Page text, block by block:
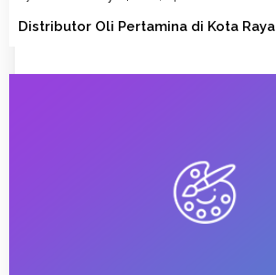
Distributor Oli Pertamina di Kota Raya